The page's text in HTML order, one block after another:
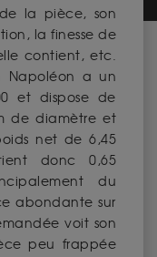
la pièce, son
la finesse de
contient, etc.
Napoléon a un
et dispose de
de diamètre et
net de 6,45
donc 0,65
du
abondante sur
voit son
peu frappée